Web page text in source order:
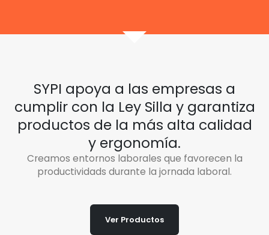
SYPI apoya a las empresas a
cumplir con la Ley Silla y garantiza
productos de la más alta calidad
y ergonomía.
Creamos entornos laborales que favorecen la
productividads durante la jornada laboral.
Ver Productos